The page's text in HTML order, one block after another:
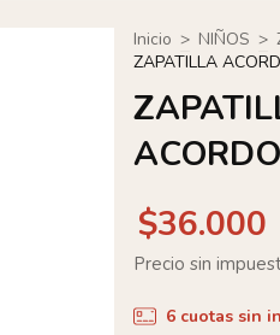
Inicio > NIÑOS >
ZAPATILLA
$36.000
Precio sin
6 cuotas sin